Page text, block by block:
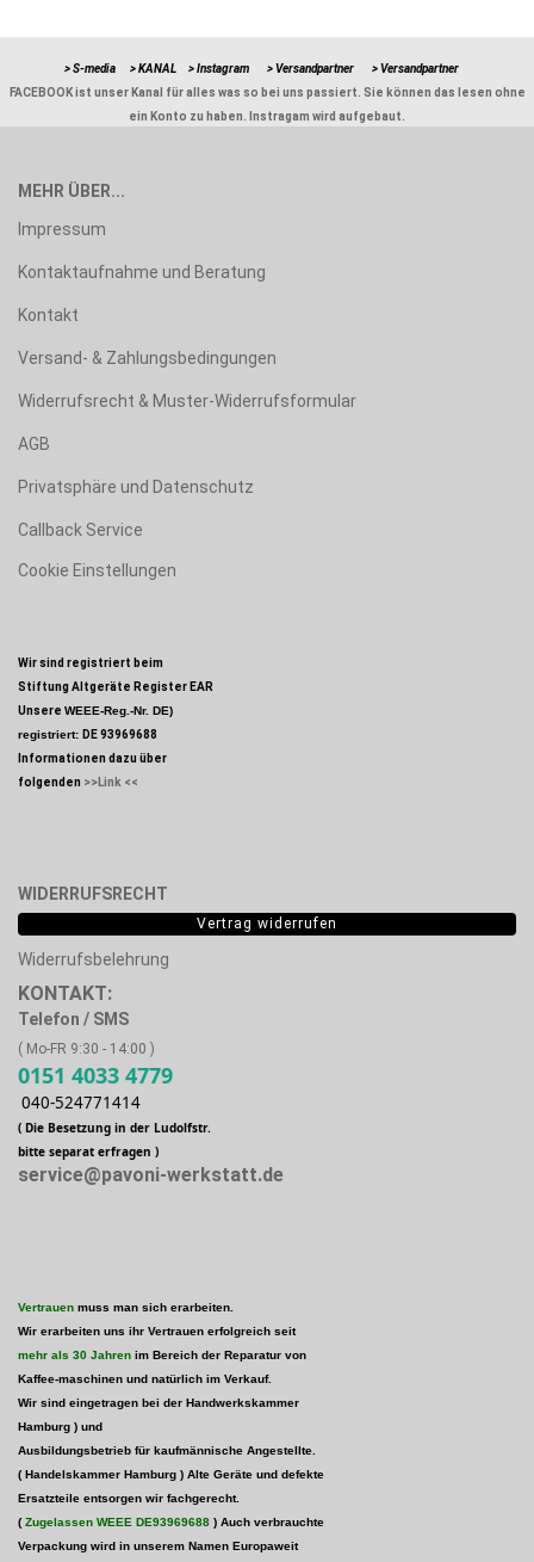
> S-media > KANAL > Instagram > Versandpartner
> Versandpartner
FACEBOOK ist unser Kanal für alles was so bei uns passiert. Sie können das lesen ohne
ein Konto zu haben. Instragam wird aufgebaut.
MEHR ÜBER...
Impressum
Kontaktaufnahme und Beratung
Kontakt
Versand- & Zahlungsbedingungen
Widerrufsrecht & Muster-Widerrufsformular
AGB
Privatsphäre und Datenschutz
Callback Service
Cookie Einstellungen
Wir sind registriert beim
Stiftung Altgeräte Register EAR
Unsere WEEE-Reg.-Nr. DE)
registriert: DE 93969688
Informationen dazu über
folgenden >>Link <<
WIDERRUFSRECHT
Vertrag widerrufen
Widerrufsbelehrung
KONTAKT:
Telefon / SMS
( Mo-FR 9:30 - 14:00 )
0151 4033 4779
040-524771414
( Die Besetzung in der Ludolfstr.
bitte separat erfragen )
service@pavoni-werkstatt.de
Vertrauen muss man sich erarbeiten.
Wir erarbeiten uns ihr Vertrauen erfolgreich seit
mehr als 30 Jahren im Bereich der Reparatur von
Kaffee-maschinen und natürlich im Verkauf.
Wir sind eingetragen bei der Handwerkskammer
Hamburg ) und
Ausbildungsbetrieb für kaufmännische Angestellte.
( Handelskammer Hamburg ) Alte Geräte und defekte
Ersatzteile entsorgen wir fachgerecht.
( Zugelassen WEEE DE93969688 ) Auch verbrauchte
Verpackung wird in unserem Namen Europaweit